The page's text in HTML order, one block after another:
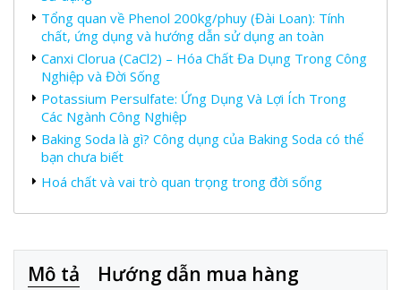
Tổng quan về Phenol 200kg/phuy (Đài Loan): Tính
chất, ứng dụng và hướng dẫn sử dụng an toàn
Canxi Clorua (CaCl2) – Hóa Chất Đa Dụng Trong Công
Nghiệp và Đời Sống
Potassium Persulfate: Ứng Dụng Và Lợi Ích Trong
Các Ngành Công Nghiệp
Baking Soda là gì? Công dụng của Baking Soda có thể
bạn chưa biết
Hoá chất và vai trò quan trọng trong đời sống
Mô tả Hướng dẫn mua hàng